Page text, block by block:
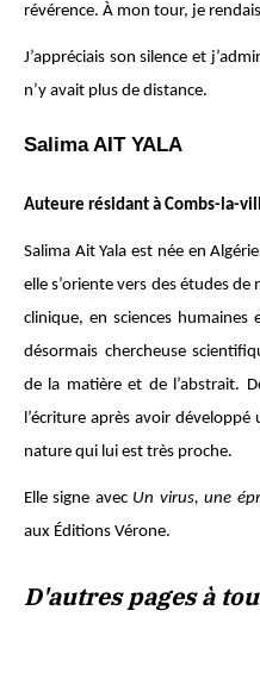
révérence. À mon tour, je
J’appréciais son silence et
n’y avait plus de distance.
Salima AIT YALA
Auteure résidant à Combs-la-
Salima Ait Yala est née en
elle s’oriente vers des études de
clinique, en sciences humaines
désormais chercheuse
de la matière et de l’abstrait.
l’écriture après avoir
nature qui lui est très proche.
Elle signe avec Un virus, une
aux Éditions Vérone.
D'autres pages à